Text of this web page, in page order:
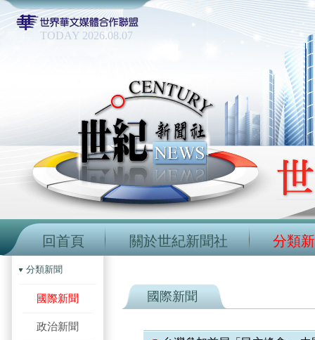
TODAY 2026.08.07
回首頁 關於世紀新聞社 分類
分類新聞
國際新聞
政治新聞
國際新聞